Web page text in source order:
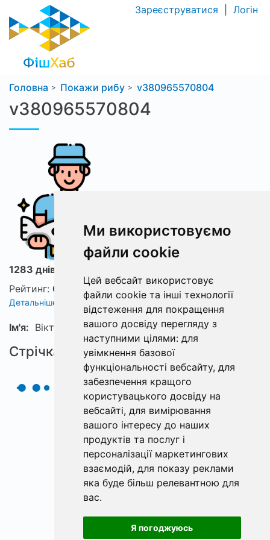
Ми використовуємо
файли cookie
Цей вебсайт використовує
файли cookie та інші технології
відстеження для покращення
вашого досвіду перегляду з
наступними цілями: для
увімкнення базової
функціональності вебсайту, для
забезпечення кращого
користувацького досвіду на
вебсайті, для вимірювання
вашого інтересу до наших
продуктів та послуг і
персоналізації маркетингових
взаємодій, для показу реклами
яка буде більш релевантною для
вас.
Я погоджуюсь
Зареєструватися Логін
Головна Покажи рибу v380965570804
v380965570804
1283 днів з ФішХаб
Рейтинг: 0
Детальніше про рейтинг
Ім'я: Віктор
Стрічка